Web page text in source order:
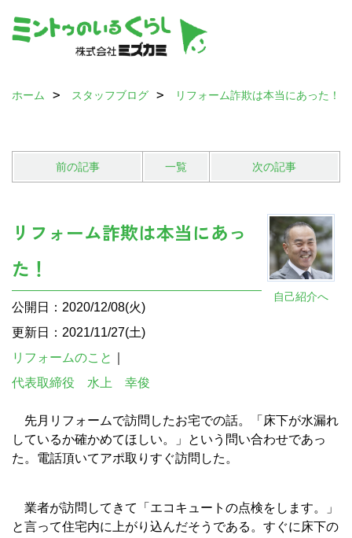
ホーム スタッフブログ リフォーム詐欺は本当にあった！
前の記事 一覧 次の記事
自己紹介へ
リフォーム詐欺は本当にあっ
た！
公開日：2020/12/08(火)
更新日：2021/11/27(土)
リフォームのこと
代表取締役 水上 幸俊
先月リフォームで訪問したお宅での話。「床下が水漏れ
しているか確かめてほしい。」という問い合わせであっ
た。電話頂いてアポ取りすぐ訪問した。
業者が訪問してきて「エコキュートの点検をします。」
と言って住宅内に上がり込んだそうである。すぐに床下の